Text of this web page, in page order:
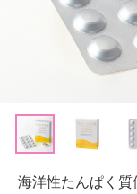
海洋性たんぱく